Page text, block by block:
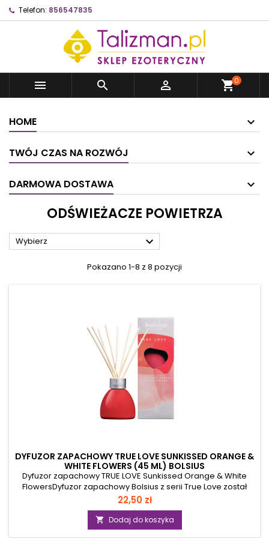
Telefon: 856547835
   shopping_cart0
HOME
TWÓJ CZAS NA ROZWÓJ
DARMOWA DOSTAWA
ODŚWIEŻACZE POWIETRZA
Wybierz 
Pokazano 1-8 z 8 pozycji
DYFUZOR ZAPACHOWY TRUE LOVE SUNKISSED ORANGE &
WHITE FLOWERS (45 ML) BOLSIUS
Dyfuzor zapachowy TRUE LOVE Sunkissed Orange & White
FlowersDyfuzor zapachowy Bolsius z serii True Love został
stworzony z miłości do ludzi i planety. Bez alkoholu, ale z
naturalnymi ekstraktami i doznaniem zapachowym, które
utrzymuje się do 6 tygodni. Ilością patyczków można
regulować natężenie zapachu. Im więcej patyczków tym
Cena
22,50 zł
 Dodaj do koszyka